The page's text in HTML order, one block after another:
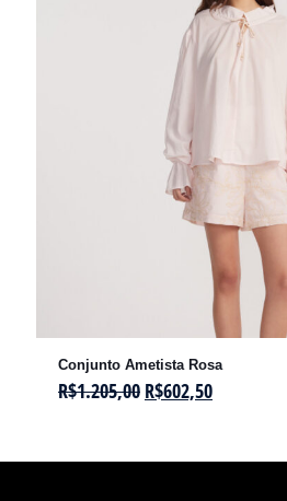
Conjunto Ametista Rosa
R$1.205,00 R$602,50